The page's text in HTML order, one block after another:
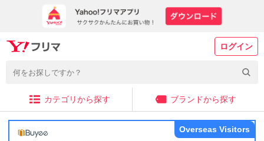
ログイン
カテゴリから探す ブランドから探す
Overseas Visitors